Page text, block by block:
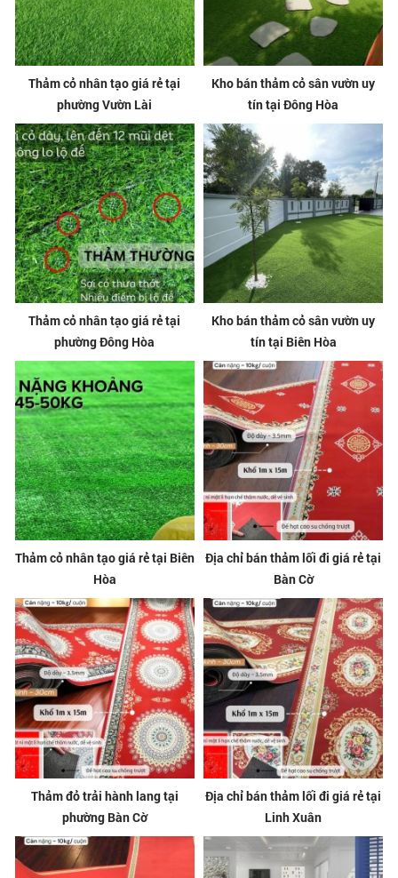
Thảm cỏ nhân tạo giá rẻ tại
phường Vườn Lài
Kho bán thảm cỏ sân vườn uy
tín tại Đông Hòa
Thảm cỏ nhân tạo giá rẻ tại
phường Đông Hòa
Kho bán thảm cỏ sân vườn uy
tín tại Biên Hòa
Thảm cỏ nhân tạo giá rẻ tại Biên
Hòa
Địa chỉ bán thảm lối đi giá rẻ tại
Bàn Cờ
Thảm đỏ trải hành lang tại
phường Bàn Cờ
Địa chỉ bán thảm lối đi giá rẻ tại
Linh Xuân